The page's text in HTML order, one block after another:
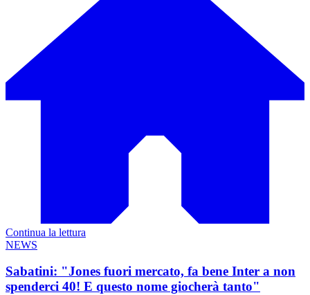
Continua la lettura
NEWS
Sabatini: "Jones fuori mercato, fa bene Inter a non
spenderci 40! E questo nome giocherà tanto"